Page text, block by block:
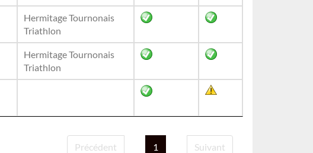
Hermitage Tournonais
Triathlon
Hermitage Tournonais
Triathlon
Précédent
1 Suivant